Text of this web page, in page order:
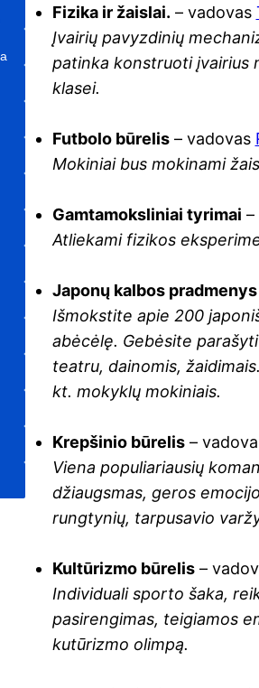
Fizika ir žaislai. – vadovas
Įvairių pavyzdinių
patinka konstruoti įvairius
klasei.
Futbolo būrelis– vadovas
Mokiniai bus mokinami
Gamtamoksliniai tyrimai –
Atliekami fizikos
Japonų kalbos
Išmokstite apie 200
abėcėlę. Gebėsite
teatru, dainomis,
kt. mokyklų mokiniais.
Krepšinio būrelis–
Viena populiariausių
džiaugsmas, geros
rungtynių, tarpusavio
Kultūrizmo būrelis–
Individuali sporto šaka,
pasirengimas, teigiamos
kutūrizmo olimpą.